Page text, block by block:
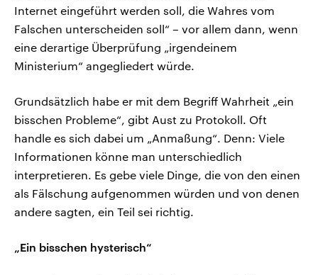
Internet eingeführt werden soll, die Wahres vom
Falschen unterscheiden soll“ – vor allem dann, wenn
eine derartige Überprüfung „irgendeinem
Ministerium“ angegliedert würde.
Grundsätzlich habe er mit dem Begriff Wahrheit „ein
bisschen Probleme“, gibt Aust zu Protokoll. Oft
handle es sich dabei um „Anmaßung“. Denn: Viele
Informationen könne man unterschiedlich
interpretieren. Es gebe viele Dinge, die von den einen
als Fälschung aufgenommen würden und von denen
andere sagten, ein Teil sei richtig.
„Ein bisschen hysterisch“